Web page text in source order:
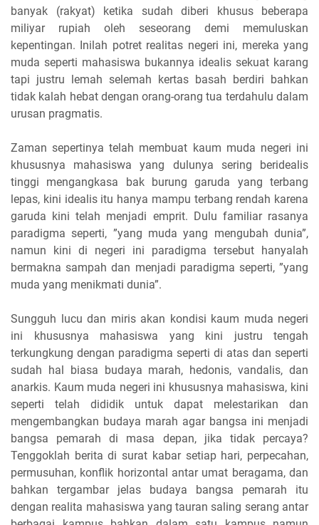
banyak (rakyat) ketika sudah diberi khusus beberapa
miliyar rupiah oleh seseorang demi memuluskan
kepentingan. Inilah potret realitas negeri ini, mereka yang
muda seperti mahasiswa bukannya idealis sekuat karang
tapi justru lemah selemah kertas basah berdiri bahkan
tidak kalah hebat dengan orang-orang tua terdahulu dalam
urusan pragmatis.
Zaman sepertinya telah membuat kaum muda negeri ini
khususnya mahasiswa yang dulunya sering beridealis
tinggi mengangkasa bak burung garuda yang terbang
lepas, kini idealis itu hanya mampu terbang rendah karena
garuda kini telah menjadi emprit. Dulu familiar rasanya
paradigma seperti, ”yang muda yang mengubah dunia”,
namun kini di negeri ini paradigma tersebut hanyalah
bermakna sampah dan menjadi paradigma seperti, ”yang
muda yang menikmati dunia”.
Sungguh lucu dan miris akan kondisi kaum muda negeri
ini khususnya mahasiswa yang kini justru tengah
terkungkung dengan paradigma seperti di atas dan seperti
sudah hal biasa budaya marah, hedonis, vandalis, dan
anarkis. Kaum muda negeri ini khususnya mahasiswa, kini
seperti telah dididik untuk dapat melestarikan dan
mengembangkan budaya marah agar bangsa ini menjadi
bangsa pemarah di masa depan, jika tidak percaya?
Tenggoklah berita di surat kabar setiap hari, perpecahan,
permusuhan, konflik horizontal antar umat beragama, dan
bahkan tergambar jelas budaya bangsa pemarah itu
dengan realita mahasiswa yang tauran saling serang antar